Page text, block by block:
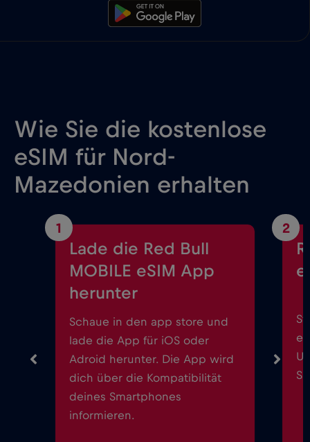
Wie Sie die kostenlose
eSIM für Nord-
Mazedonien erhalten
1
Lade die Red Bull
MOBILE eSIM App
herunter
Schaue in den app store und
lade die App für iOS oder
Adroid herunter. Die App wird
dich über die Kompatibilität
deines Smartphones
informieren.
2